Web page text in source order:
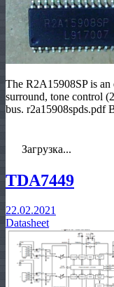
The R2A15908SP is
surround, tone control
bus. r2a15908spds.pdf
Загрузка...
TDA7449
22.02.2021
Datasheet